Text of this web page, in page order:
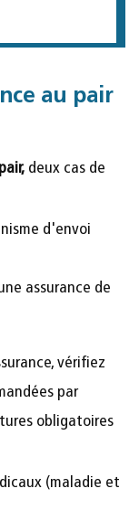
au pair
deux cas de
d'envoi
assurance de
vérifiez
par
obligatoires
(maladie et